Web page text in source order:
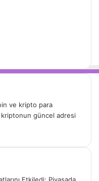
ve kripto para
güncel adresi